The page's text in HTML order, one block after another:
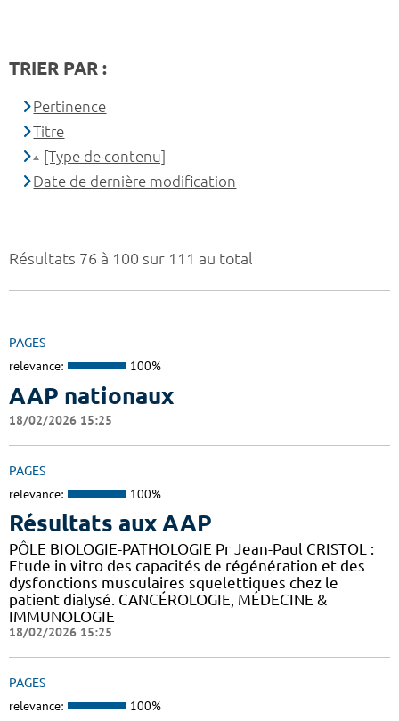
Résultats 76 à 100 sur 111 au total
PAGES
relevance: 100%
AAP nationaux
18/02/2026 15:25
PAGES
relevance: 100%
Résultats aux AAP
PÔLE BIOLOGIE-PATHOLOGIE Pr Jean-Paul CRISTOL :
Etude in vitro des capacités de régénération et des
dysfonctions musculaires squelettiques chez le
patient dialysé. CANCÉROLOGIE, MÉDECINE &
IMMUNOLOGIE
18/02/2026 15:25
PAGES
relevance: 100%
TRIER PAR :
Pertinence
Titre
[Type de contenu]
Date de dernière modification